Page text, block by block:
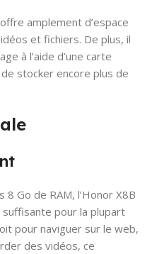
amplement d’espace
et fichiers. De plus, il
à l’aide d’une carte
stocker encore plus de
Go de RAM, l’Honor X8B
pour la plupart
pour naviguer sur le web,
des vidéos, ce